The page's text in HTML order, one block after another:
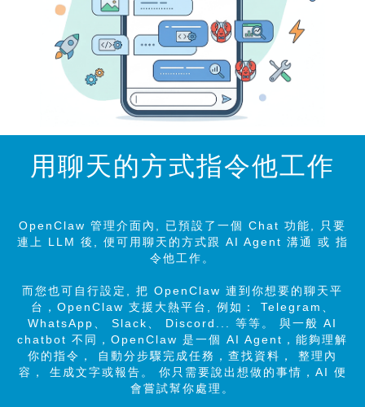
用聊天的方式指令他工作
OpenClaw 管理介面內, 已預設了一個 Chat 功能, 只要
連上 LLM 後, 便可用聊天的方式跟 AI Agent 溝通 或 指
令他工作。
而您也可自行設定, 把 OpenClaw 連到你想要的聊天平
台，OpenClaw 支援大熱平台, 例如： Telegram、
WhatsApp、 Slack、 Discord... 等等。 與一般 AI
chatbot 不同，OpenClaw 是一個 AI Agent，能夠理解
你的指令， 自動分步驟完成任務，查找資料， 整理內
容， 生成文字或報告。 你只需要說出想做的事情，AI 便
會嘗試幫你處理。